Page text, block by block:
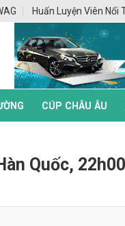
Huấn Luyện Viên Nổi
CÚP CHÂU ÂU
Quốc,